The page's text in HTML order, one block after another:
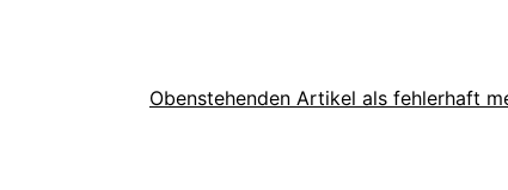
Obenstehenden Artikel als fehlerhaft